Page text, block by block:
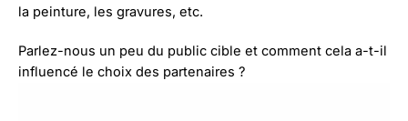
la peinture, les gravures, etc.
Parlez-nous un peu du public cible et comment cela a-t-il
influencé le choix des partenaires ?